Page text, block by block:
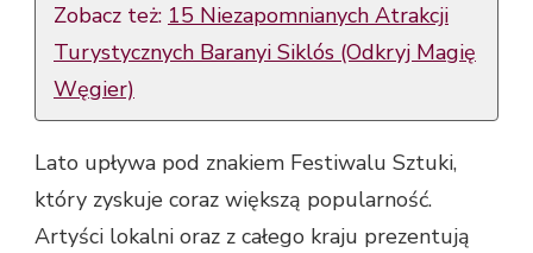
Zobacz też: 15 Niezapomnianych Atrakcji
Turystycznych Baranyi Siklós (Odkryj Magię
Węgier)
Lato upływa pod znakiem Festiwalu Sztuki,
który zyskuje coraz większą popularność.
Artyści lokalni oraz z całego kraju prezentują